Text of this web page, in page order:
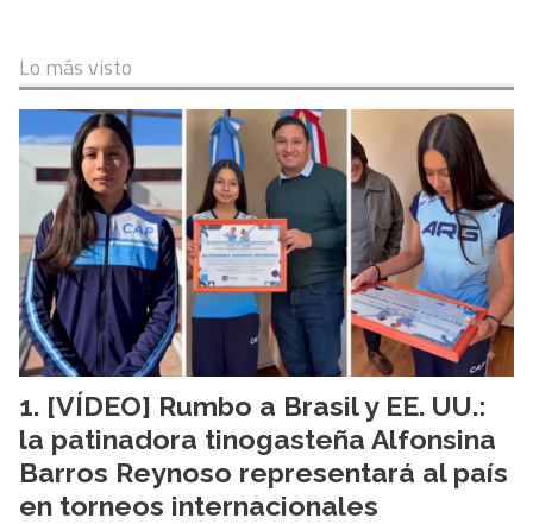
Lo más visto
[VÍDEO] Rumbo a Brasil y EE. UU.:
la patinadora tinogasteña Alfonsina
Barros Reynoso representará al país
en torneos internacionales